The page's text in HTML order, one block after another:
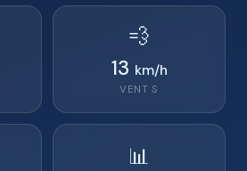
💨
13 km/h
VENT S
📊